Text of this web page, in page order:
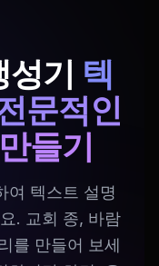
성기 텍
문적인
들기
여 텍스트 설명
. 교회 종, 바람
를 만들어 보세